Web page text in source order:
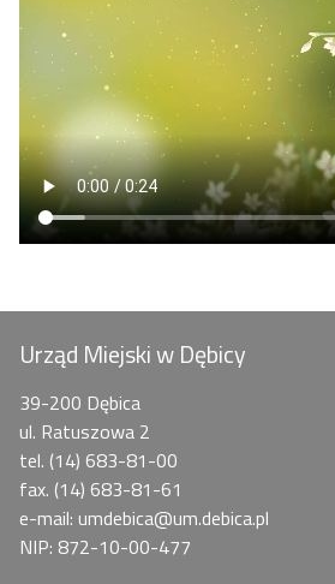
Urząd Miejski w Dębicy
39-200 Dębica
ul. Ratuszowa 2
tel. (14) 683-81-00
fax. (14) 683-81-61
e-mail: umdebica@um.debica.pl
NIP: 872-10-00-477